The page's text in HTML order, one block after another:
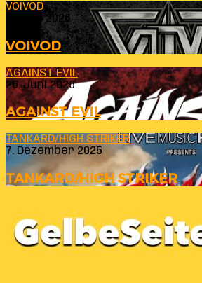
VOIVOD
23. Juli 2026
VOIVOD
AGAINST EVIL
26. Juni 2026
AGAINST EVIL
TANKARD/HIGH STRIKER
7. Dezember 2025
TANKARD/HIGH STRIKER